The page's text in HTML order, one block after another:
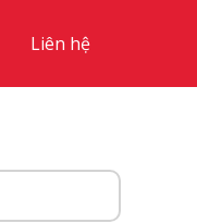
Liên hệ